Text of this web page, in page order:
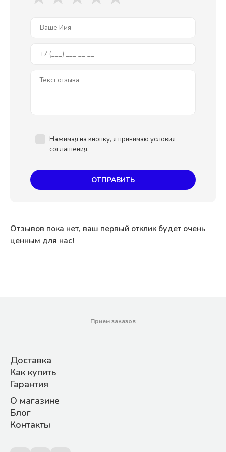
цвет инструмента с прозрачным матовым лаком хорошо
корпуса «дредноут» - это, пожалуй, самая популярная форма
годах прошлого столетия, «дредноут» до сих пор считается
явный акцент на низкие частоты.
Нажимая на кнопку, я принимаю условия
соглашения.
ОТПРАВИТЬ
Отзывов пока нет, ваш первый отклик будет очень
ценным для нас!
Доставка
Как купить
Гарантия
О магазине
Блог
Контакты
Прием заказов